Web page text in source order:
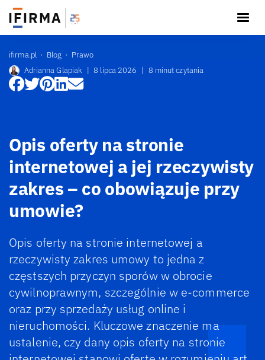
ifirma.pl Blog
Prawo
Adrianna Glapiak | 8 lipca 2026 | 8 minut czytania
Opis oferty na stronie
internetowej a jej rzeczywisty
zakres – co obowiązuje przy
umowie?
Opis oferty na stronie internetowej a
rzeczywisty zakres umowy to jedna z
częstszych przyczyn sporów w obrocie
cywilnoprawnym, szczególnie w e-commerce
oraz przy sprzedaży usług online i
nieruchomości. Kluczowe znaczenie ma
ustalenie, czy dany opis oferty na stronie